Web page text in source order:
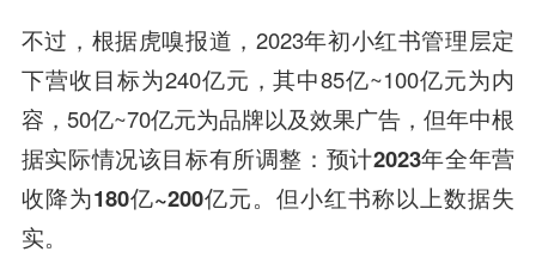
不过，根据虎嗅报道，2023年初小红书管理层定
下营收目标为240亿元，其中85亿~100亿元为内
容，50亿~70亿元为品牌以及效果广告，但年中根
据实际情况该目标有所调整：预计2023年全年营
收降为180亿~200亿元。 但小红书称以上数据失
实。